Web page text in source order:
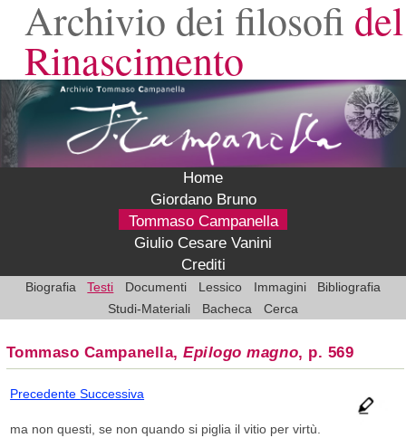
Archivio dei filosofi del
Rinascimento
Home
Giordano Bruno
Tommaso Campanella
Giulio Cesare Vanini
Crediti
Biografia Testi Documenti Lessico Immagini
Bibliografia
Studi-Materiali
Bacheca Cerca
Tommaso Campanella,Epilogo magno, p. 569
PrecedenteSuccessiva
ma non questi, se non quando si piglia il vitio per virtù.